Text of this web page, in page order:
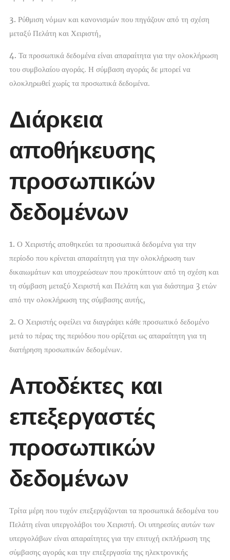
3. Ρύθμιση νόμων και κανονισμών που πηγάζουν από τη σχέση
μεταξύ Πελάτη και Χειριστή,
4. Τα προσωπικά δεδομένα είναι απαραίτητα για την ολοκλήρωση
του συμβολαίου αγοράς. Η σύμβαση αγοράς δε μπορεί να
ολοκληρωθεί χωρίς τα προσωπικά δεδομένα.
Διάρκεια
αποθήκευσης
προσωπικών
δεδομένων
1. Ο Χειριστής αποθηκεύει τα προσωπικά δεδομένα για την
περίοδο που κρίνεται απαραίτητη για την ολοκλήρωση των
δικαιωμάτων και υποχρεώσεων που προκύπτουν από τη σχέση και
τη σύμβαση μεταξύ Χειριστή και Πελάτη και για διάστημα 3 ετών
από την ολοκλήρωση της σύμβασης αυτής,
2. Ο Χειριστής οφείλει να διαγράψει κάθε προσωπικό δεδομένο
μετά το πέρας της περιόδου που ορίζεται ως απαραίτητη για τη
διατήρηση προσωπικών δεδομένων.
Αποδέκτες και
επεξεργαστές
προσωπικών
δεδομένων
Τρίτα μέρη που τυχόν επεξεργάζονται τα προσωπικά δεδομένα του
Πελάτη είναι υπεργολάβοι του Χειριστή. Οι υπηρεσίες αυτών των
υπεργολάβων είναι απαραίτητες για την επιτυχή εκπλήρωση της
σύμβασης αγοράς και την επεξεργασία της ηλεκτρονικής